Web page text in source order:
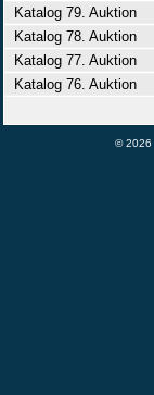
Katalog 79. Auktion
Katalog 78. Auktion
Katalog 77. Auktion
Katalog 76. Auktion
© 2026